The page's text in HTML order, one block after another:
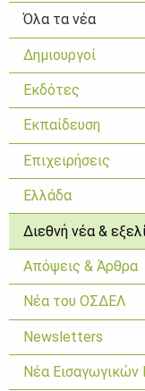
Όλα τα νέα
Δημιουργοί
Εκδότες
Εκπαίδευση
Επιχειρήσεις
Ελλάδα
Διεθνή νέα &
Απόψεις & Άρθρα
Νέα του ΟΣΔΕΛ
Newsletters
Νέα Εισαγωγικών